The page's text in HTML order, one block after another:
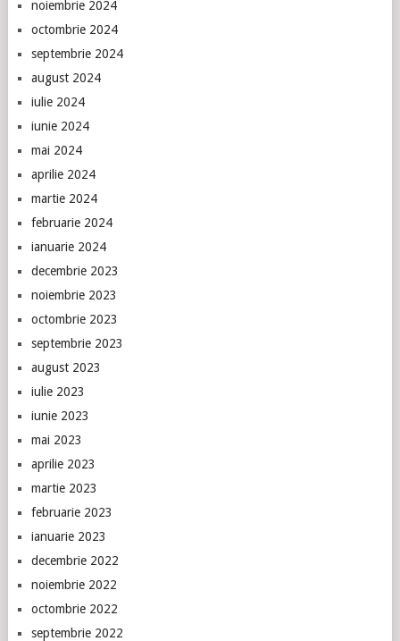
noiembrie 2024
octombrie 2024
septembrie 2024
august 2024
iulie 2024
iunie 2024
mai 2024
aprilie 2024
martie 2024
februarie 2024
ianuarie 2024
decembrie 2023
noiembrie 2023
octombrie 2023
septembrie 2023
august 2023
iulie 2023
iunie 2023
mai 2023
aprilie 2023
martie 2023
februarie 2023
ianuarie 2023
decembrie 2022
noiembrie 2022
octombrie 2022
septembrie 2022